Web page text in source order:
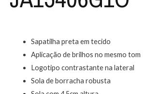
Sapatilha preta em tecido
Aplicação de brilhos no mesmo tom
Logotipo contrastante na lateral
Sola de borracha robusta